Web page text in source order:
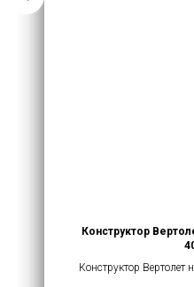
Конструктор
Конструктор Вертолет